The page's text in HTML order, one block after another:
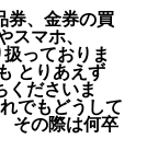
、金券の買
マホ、
っておりま
とりあえず
ださいま
でもどうして
その際は何卒